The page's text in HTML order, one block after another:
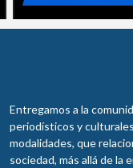
Entregamos a la
periodísticos y
modalidades, que
sociedad, más allá de la